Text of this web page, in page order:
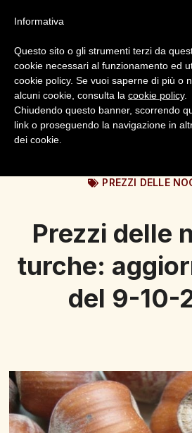
Login
PREZZI DELLE
Prezzi delle
turche:
del 9-10-
Informativa
Questo sito o gli strumenti terzi da
cookie necessari al funzionamento ed
cookie policy. Se vuoi saperne di più o
alcuni cookie, consulta la cookie policy.
Chiudendo questo banner, scorrendo
link o proseguendo la navigazione in
dei cookie.